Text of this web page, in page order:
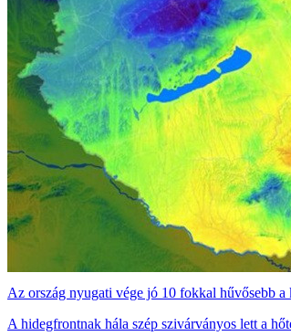
Az ország nyugati vége jó 10 fokkal hűvősebb a
A hidegfrontnak hála szép szivárványos lett a